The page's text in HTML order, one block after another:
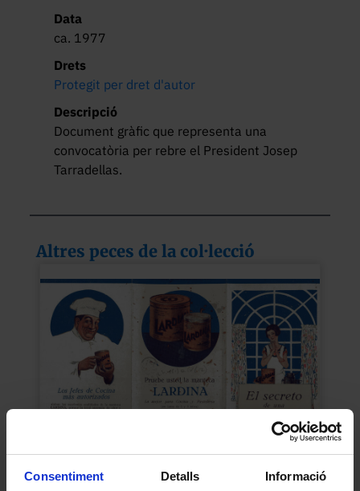
Consentiment Detalls Informació
Data
ca. 1977
Drets
Protegit per dret d'autor
Descripció
Document gràfic que representa una
convocatòria per rebre el President Josep
Tarradellas.
Altres peces de la col·lecció
«El secreto de una sana alimentación»